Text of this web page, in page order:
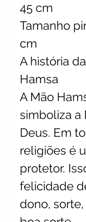
45 cm
Tamanho
cm
A história
Hamsa
A Mão
simboliza a
Deus. Em
religiões é
protetor.
felicidade
dono,